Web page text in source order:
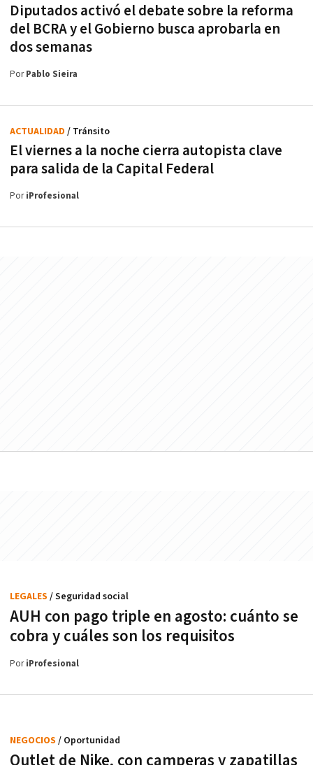
Diputados activó el debate sobre la reforma
del BCRA y el Gobierno busca aprobarla en
dos semanas
PorPablo Sieira
El viernes a la noche cierra autopista clave
para salida de la Capital Federal
ACTUALIDAD / Tránsito
PoriProfesional
AUH con pago triple en agosto: cuánto se
cobra y cuáles son los requisitos
LEGALES / Seguridad social
PoriProfesional
Outlet de Nike, con camperas y zapatillas
NEGOCIOS / Oportunidad